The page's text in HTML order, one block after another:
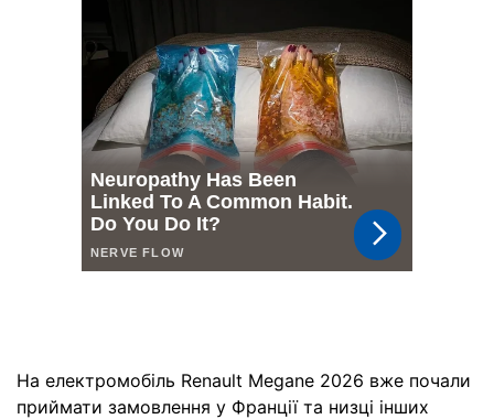
На електромобіль Renault Megane 2026 вже почали
приймати замовлення у Франції та низці інших